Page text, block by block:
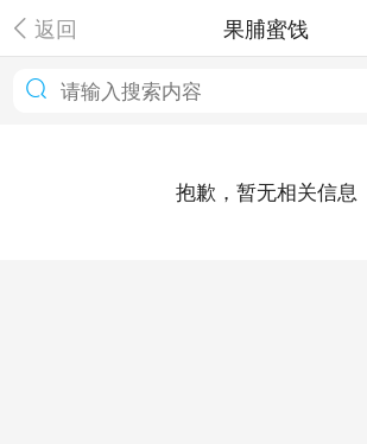
返回 果脯蜜饯
抱歉，暂无相关信息